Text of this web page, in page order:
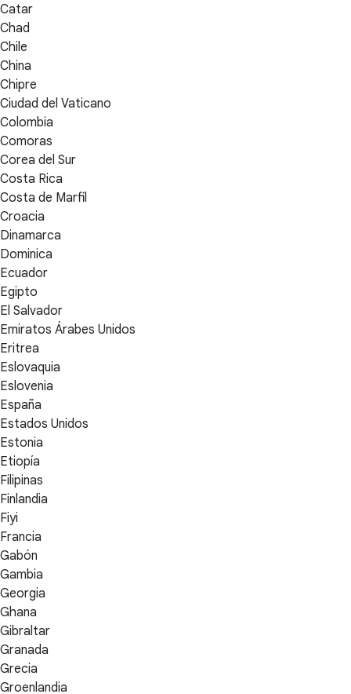
Catar
Chad
Chile
China
Chipre
Ciudad del Vaticano
Colombia
Comoras
Corea del Sur
Costa Rica
Costa de Marfil
Croacia
Dinamarca
Dominica
Ecuador
Egipto
El Salvador
Emiratos Árabes Unidos
Eritrea
Eslovaquia
Eslovenia
España
Estados Unidos
Estonia
Etiopía
Filipinas
Finlandia
Fiyi
Francia
Gabón
Gambia
Georgia
Ghana
Gibraltar
Granada
Grecia
Groenlandia